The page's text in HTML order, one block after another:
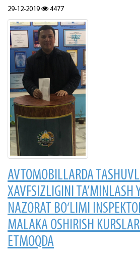
29-12-2019 4477
AVTOMOBILLARDA
XAVFSIZLIGINI TA’MINLASH
NAZORAT BO‘LIMI
MALAKA OSHIRISH
ETMOQDA